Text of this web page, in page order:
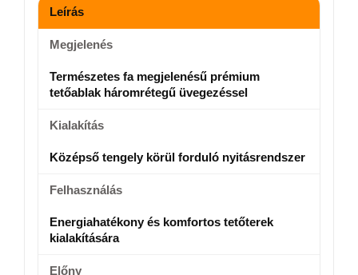
Leírás
Megjelenés
Természetes fa megjelenésű prémium
tetőablak háromrétegű üvegezéssel
Kialakítás
Középső tengely körül forduló nyitásrendszer
Felhasználás
Energiahatékony és komfortos tetőterek
kialakítására
Előny